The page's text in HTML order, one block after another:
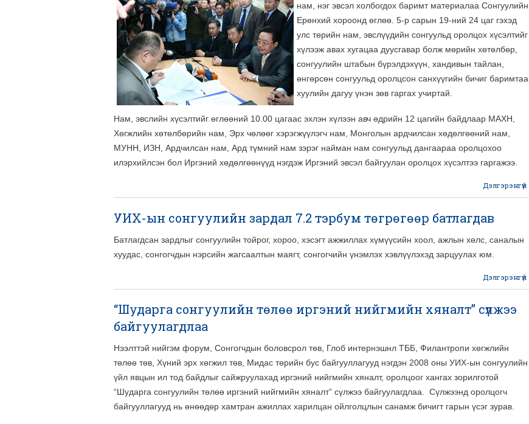
нам, нэг эвсэл холбогдох баримт материалаа Сонгуулийн
Ерөнхий хороонд өглөө. 5-р сарын 19-ний 24 цаг гэхэд
улс төрийн нам, эвслүүдийн сонгуульд оролцох хүсэлтийг
хүлээж авах хугацаа дуусгавар болж мөрийн хөтөлбөр,
сонгуулийн штабын бүрэлдэхүүн, хандивын тайлан,
өнгөрсөн сонгуульд оролцсон санхүүгийн бичиг баримтаа
хуулийн дагуу үнэн зөв гаргах учиртай.
Нам, эвслийн хүсэлтийг өглөөний 10.00 цагаас эхлэн хүлээн авч өдрийн 12 цагийн байдлаар МАХН,
Хөгжлийн хөтөлбөрийн нам, Эрх чөлөөг хэрэгжүүлэгч нам, Монголын ардчилсан хөдөлгөөний нам,
МУНН, ИЗН, Ардчилсан нам, Ард түмний нам зэрэг найман нам сонгуульд дангаараа оролцохоо
илэрхийлсэн бол Иргэний хөдөлгөөнүүд нэгдэж Иргэний эвсэл байгуулан оролцох хүсэлтээ гаргажээ.
Дэлгэрэнгүй
УИХ-ын сонгуулийн зардал 7.2 тэрбум төгрөгөөр батлагдав
Батлагдсан зардлыг сонгуулийн тойрог, хороо, хэсэгт ажжиллах хүмүүсийн хоол, ажлын хөлс, саналын
хуудас, сонгогчдын нэрсийн жагсаалтын маягт, сонгогчийн үнэмлэх хэвлүүлэхэд зарцуулах юм.
Дэлгэрэнгүй
“Шударга сонгуулийн төлөө иргэний нийгмийн хяналт” сүлжээ
байгуулагдлаа
Нээлттэй нийгэм форум, Сонгогчдын боловсрол төв, Глоб интернэшнл ТББ, Филантропи хөгжлийн
төлөө төв, Хүний эрх хөгжил төв, Мидас төрийн бус байгууллагууд нэгдэн 2008 оны УИХ-ын сонгуулийн
үйл явцын ил тод байдлыг сайжруулахад иргэний нийгмийн хяналт, оролцоог хангах зорилготой
“Шударга сонгуулийн төлөө иргэний нийгмийн хяналт” сүлжээ байгуулагдлаа. Сүлжээнд оролцогч
байгууллагууд нь өнөөдөр хамтран ажиллах харилцан ойлголцлын санамж бичигт гарын үсэг зурав.